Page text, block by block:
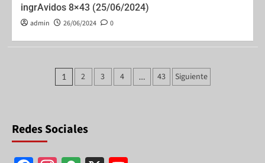
ingrAvidos 8×43 (25/06/2024)
admin 26/06/2024 0
1 2 3 4 … 43 Siguiente
Redes Sociales